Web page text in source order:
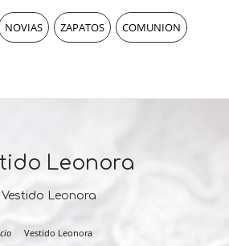
NOVIAS ZAPATOS COMUNION
Leonora
Vestido Leonora
Vestido Leonora